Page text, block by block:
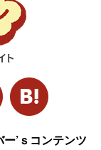
ー’ｓコンテンツ